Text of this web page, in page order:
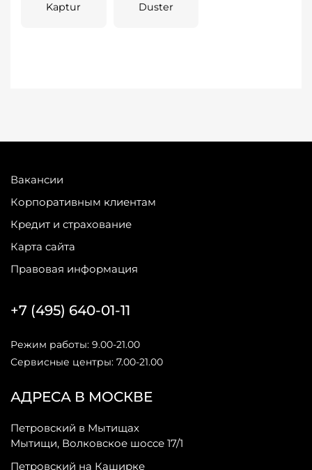
Kaptur Duster
Вакансии
Корпоративным клиентам
Кредит и страхование
Карта сайта
Правовая информация
АДРЕСА В МОСКВЕ
Петровский в Мытищах
Мытищи, Волковское шоссе 17/1
Петровский на Каширке
+7 (495) 640-01-11
Режим работы: 9.00-21.00
Сервисные центры: 7.00-21.00